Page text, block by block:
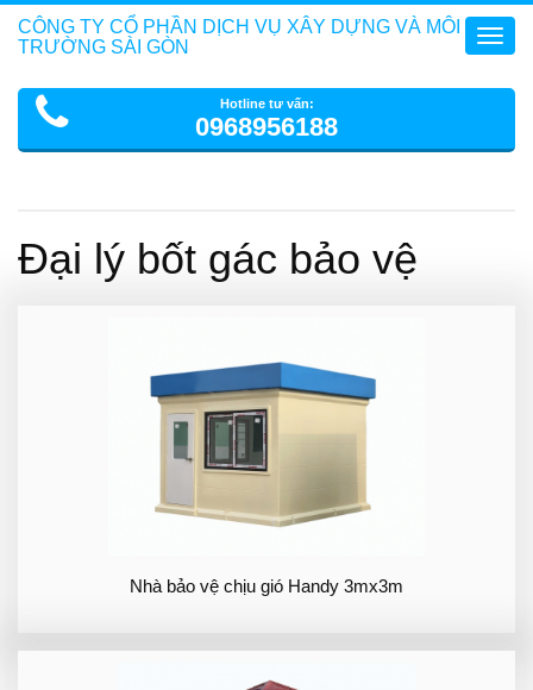
CÔNG TY CỔ PHẦN DỊCH VỤ XÂY DỰNG VÀ MÔI
TRƯỜNG SÀI GÒN
Hotline tư vấn:
0968956188
Đại lý bốt gác bảo vệ
Nhà bảo vệ chịu gió Handy 3mx3m